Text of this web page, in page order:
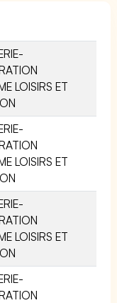
LOISIRS ET
LOISIRS ET
LOISIRS ET